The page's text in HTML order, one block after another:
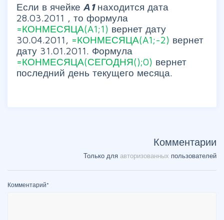
Если в ячейке А1 находится дата
28.03.2011 , то формула
=КОНМЕСЯЦА(A1;1) вернет дату
30.04.2011, =КОНМЕСЯЦА(A1;-2) вернет
дату 31.01.2011. Формула
=КОНМЕСЯЦА(СЕГОДНЯ();0) вернет
последний день текущего месяца.
Комментарии
Только для авторизованных пользователей
Комментарий*